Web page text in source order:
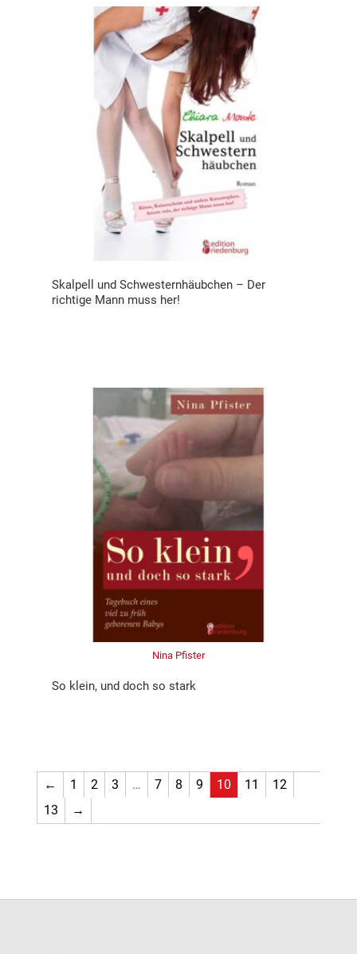
Skalpell und Schwesternhäubchen – Der
richtige Mann muss her!
Nina Pfister
So klein, und doch so stark
← 1 2 3 … 7 8 9 10 11
12
13
→